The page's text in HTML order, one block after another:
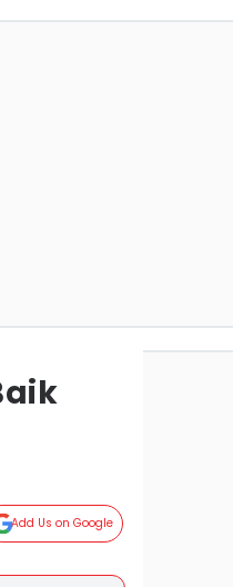
Add Us on Google